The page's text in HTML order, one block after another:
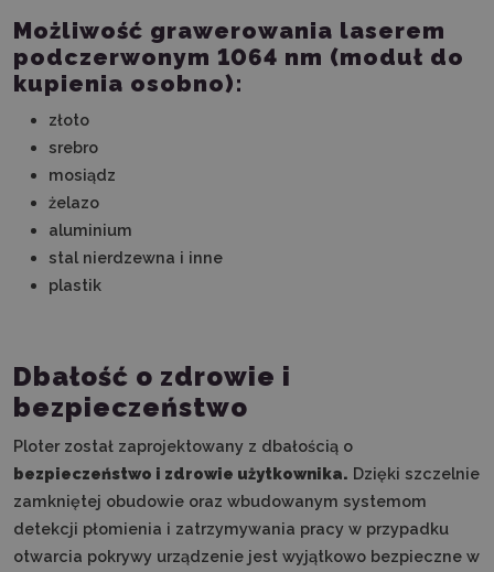
Możliwość grawerowania laserem
podczerwonym 1064 nm (moduł do
kupienia osobno):
złoto
srebro
mosiądz
żelazo
aluminium
stal nierdzewna i inne
plastik
Dbałość o zdrowie i
bezpieczeństwo
Ploter został zaprojektowany z dbałością o
bezpieczeństwo i zdrowie użytkownika. Dzięki szczelnie
zamkniętej obudowie oraz wbudowanym systemom
detekcji płomienia i zatrzymywania pracy w przypadku
otwarcia pokrywy urządzenie jest wyjątkowo bezpieczne w